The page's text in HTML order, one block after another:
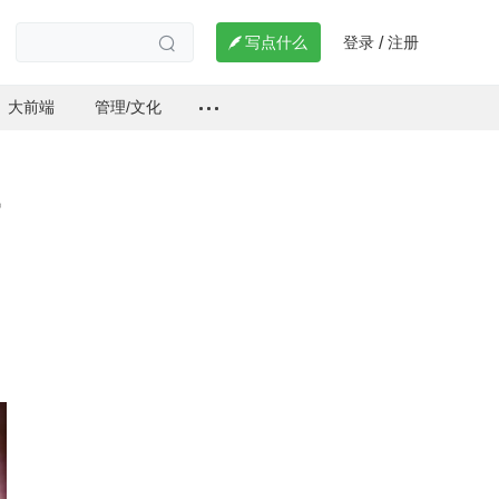
  写点什么 登录 / 注册
大前端 管理/文化